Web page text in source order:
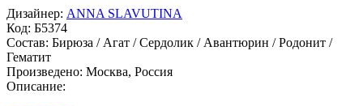
Дизайнер: ANNA SLAVUTINA
Код: Б5374
Состав: Бирюза / Агат / Сердолик / Авантюрин / Родонит /
Гематит
Произведено: Москва, Россия
Описание: